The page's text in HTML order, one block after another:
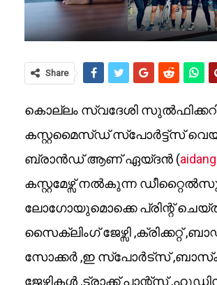
Share
കൊല്ലം സ്വദേശി
കസ്റ്റമൈസ്ഡ് സ്പോർട്ട്സ്
ബ്രാൻഡ് ആണ് ഏയ്ദൻ (
കസ്റ്റമേഴ്സ് നൽകുന്ന
ലോഗോയുമൊക്കെ പ്രിന്റ്
സൈക്ലിംഗ് ജേഴ്സി ,ക്രിക്കറ്റ്
സോക്കർ ,ഇ സ്‌പോർട്സ്
ജേഴ്സികൾ ,ട്രാക്ക് പാന്റ്സ്